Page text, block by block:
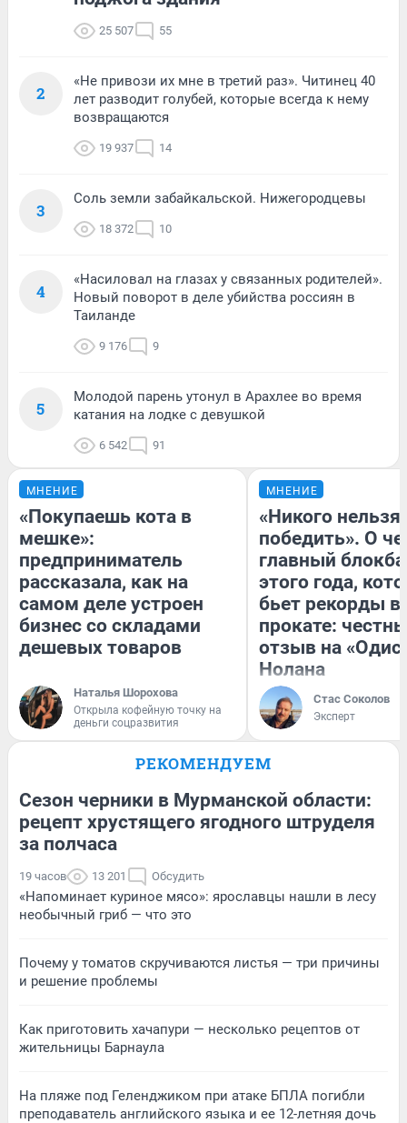
25 507 55
2
«Не привози их мне в третий раз». Читинец 40
лет разводит голубей, которые всегда к нему
возвращаются
19 937 14
3
Соль земли забайкальской. Нижегородцевы
18 372 10
4
«Насиловал на глазах у связанных родителей».
Новый поворот в деле убийства россиян в
Таиланде
9 176 9
5
Молодой парень утонул в Арахлее во время
катания на лодке с девушкой
6 542 91
МНЕНИЕ
«Покупаешь кота в
мешке»:
предприниматель
рассказала, как на
самом деле устроен
бизнес со складами
дешевых товаров
Наталья Шорохова
Открыла кофейную точку на
деньги соцразвития
МНЕНИЕ
«Никого нельзя
победить». О
главный
этого года,
бьет рекорды в
прокате:
отзыв на
Нолана
Стас Соколов
Эксперт
РЕКОМЕНДУЕМ
Сезон черники в Мурманской области:
рецепт хрустящего ягодного штруделя
за полчаса
19 часов 13 201 Обсудить
«Напоминает куриное мясо»: ярославцы нашли в лесу
необычный гриб — что это
Почему у томатов скручиваются листья — три причины
и решение проблемы
Как приготовить хачапури — несколько рецептов от
жительницы Барнаула
На пляже под Геленджиком при атаке БПЛА погибли
преподаватель английского языка и ее 12-летняя дочь